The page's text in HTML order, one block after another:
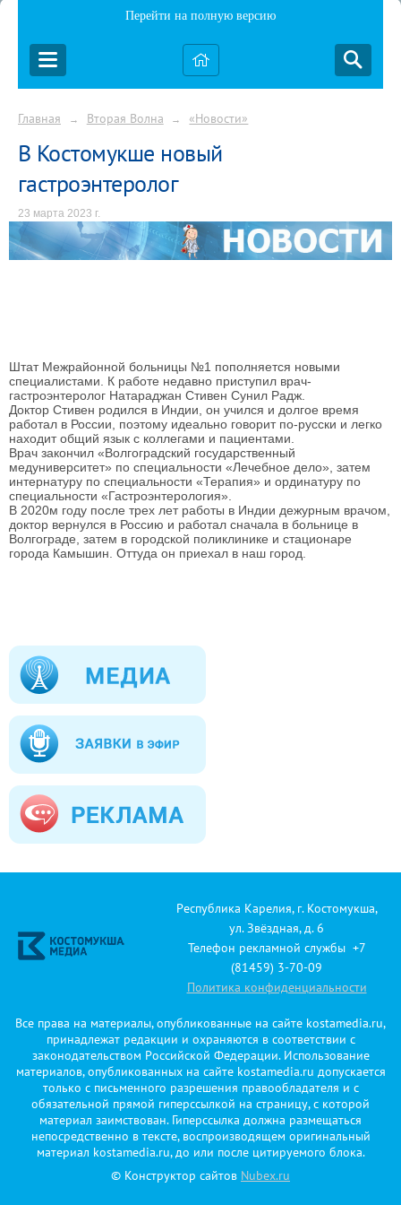
Перейти на полную версию
Главная → Вторая Волна → «Новости»
В Костомукше новый
гастроэнтеролог
23 марта 2023 г.
Штат Межрайонной больницы №1 пополняется новыми
специалистами. К работе недавно приступил врач-
гастроэнтеролог Натараджан Стивен Сунил Радж.
Доктор Стивен родился в Индии, он учился и долгое время
работал в России, поэтому идеально говорит по-русски и легко
находит общий язык с коллегами и пациентами.
Врач закончил «Волгоградский государственный
медуниверситет» по специальности «Лечебное дело», затем
интернатуру по специальности «Терапия» и ординатуру по
специальности «Гастроэнтерология».
В 2020м году после трех лет работы в Индии дежурным врачом,
доктор вернулся в Россию и работал сначала в больнице в
Волгограде, затем в городской поликлинике и стационаре
города Камышин. Оттуда он приехал в наш город.
Республика Карелия, г. Костомукша,
ул. Звёздная, д. 6
Телефон рекламной службы +7
(81459) 3-70-09
Политика конфиденциальности
Все права на материалы, опубликованные на сайте kostamedia.ru,
принадлежат редакции и охраняются в соответствии с
законодательством Российской Федерации. Использование
материалов, опубликованных на сайте kostamedia.ru допускается
только с письменного разрешения правообладателя и с
обязательной прямой гиперссылкой на страницу, с которой
материал заимствован. Гиперссылка должна размещаться
непосредственно в тексте, воспроизводящем оригинальный
материал kostamedia.ru, до или после цитируемого блока.
© Конструктор сайтов Nubex.ru